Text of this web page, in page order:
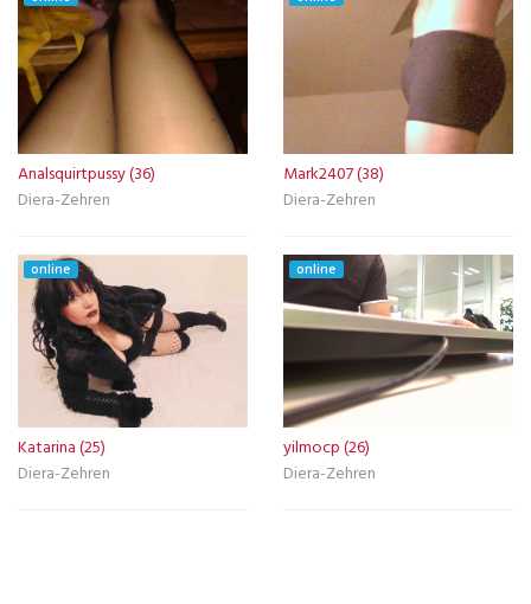
Analsquirtpussy (36)
Diera-Zehren
Mark2407 (38)
Diera-Zehren
online
Katarina (25)
Diera-Zehren
online
yilmocp (26)
Diera-Zehren